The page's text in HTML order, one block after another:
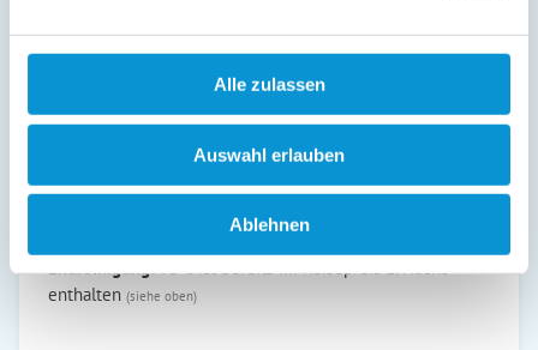
Alle zulassen
Auswahl erlauben
Ablehnen
01. Jan - 27. Mär auf Anfrage auf Anfrage
ab170 €
11. Jun - 22. Aug ab190 € ab95 €
auf Anfrage
Endreinigung:95 € ist bereits im Reisepreis 1. Nacht
enthalten (siehe oben)